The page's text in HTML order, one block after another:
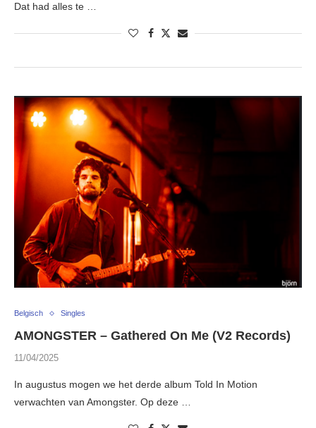
Dat had alles te …
Belgisch Singles
AMONGSTER – Gathered On Me (V2 Records)
11/04/2025
In augustus mogen we het derde album Told In Motion
verwachten van Amongster. Op deze …